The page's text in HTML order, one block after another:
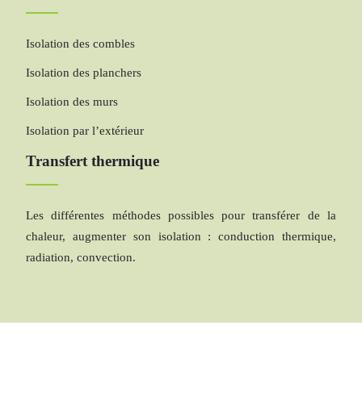
Isolation des combles
Isolation des planchers
Isolation des murs
Isolation par l’extérieur
Transfert thermique
Les différentes méthodes possibles pour transférer de la
chaleur, augmenter son isolation : conduction thermique,
radiation, convection.